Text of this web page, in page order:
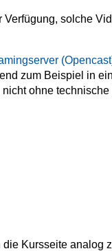
solche
zum Beispiel in
ohne
die Kursseite analog